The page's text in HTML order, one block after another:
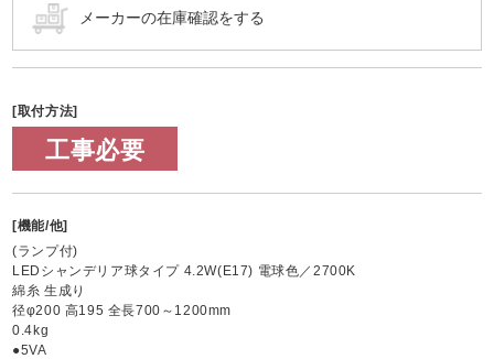
[取付方法]
工事必要
[機能/他]
(ランプ付)
LEDシャンデリア球タイプ 4.2W(E17) 電球色／2700K
綿糸 生成り
径φ200 高195 全長700～1200mm
0.4kg
●5VA